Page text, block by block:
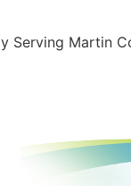
Serving Martin